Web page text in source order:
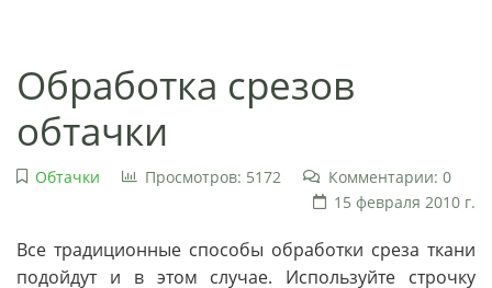
Обработка срезов
обтачки
Обтачки Просмотров: 5172
Комментарии: 0
15 февраля 2010 г.
Все традиционные способы обработки среза ткани
подойдут и в этом случае. Используйте строчку